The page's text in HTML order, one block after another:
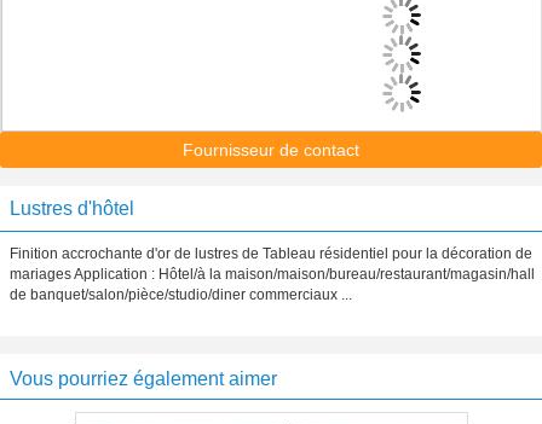
Fournisseur de contact
Lustres d'hôtel
Finition accrochante d'or de lustres de Tableau résidentiel pour la décoration de
mariages Application : Hôtel/à la maison/maison/bureau/restaurant/magasin/hall
de banquet/salon/pièce/studio/diner commerciaux ...
Vous pourriez également aimer